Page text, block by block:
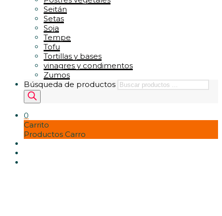
Seitán
Setas
Soja
Tempe
Tofu
Tortillas y bases
vinagres y condimentos
Zumos
Búsqueda de productos
0
Carrito
Productos Carro